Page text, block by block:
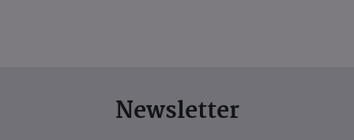
Newsletter